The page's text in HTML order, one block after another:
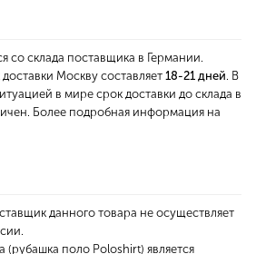
со склада поставщика в Германии.
Москву составляет 18-21 дней . В
в мире срок доставки до склада в
Более подробная информация на
данного товара не осуществляет
(рубашка поло Poloshirt) является